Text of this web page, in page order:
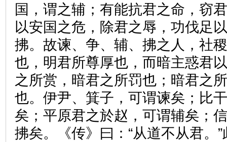
国，谓之辅；有能抗君之命，窃
以安国之危，除君之辱，功伐足
拂。故谏、争、辅、拂之人，社
也，明君所尊厚也，而暗主惑君
之所赏，暗君之所罚也；暗君之
也。伊尹、箕子，可谓谏矣；比
矣；平原君之於赵，可谓辅矣；
拂矣。《传》曰：“从道不从君。